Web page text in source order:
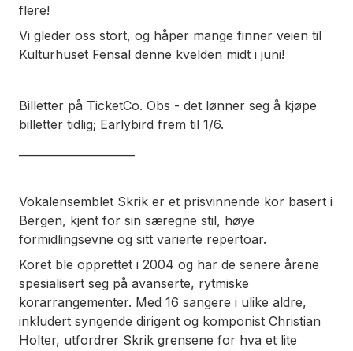
flere!
Vi gleder oss stort, og håper mange finner veien til
Kulturhuset Fensal denne kvelden midt i juni!
Billetter på TicketCo. Obs - det lønner seg å kjøpe
billetter tidlig; Earlybird frem til 1/6.
Vokalensemblet Skrik er et prisvinnende kor basert i
Bergen, kjent for sin særegne stil, høye
formidlingsevne og sitt varierte repertoar.
Koret ble opprettet i 2004 og har de senere årene
spesialisert seg på avanserte, rytmiske
korarrangementer. Med 16 sangere i ulike aldre,
inkludert syngende dirigent og komponist Christian
Holter, utfordrer Skrik grensene for hva et lite